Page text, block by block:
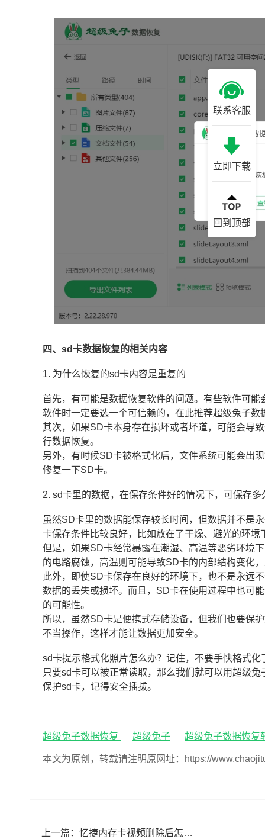
四、sd卡数据恢复的相关内容
1. 为什么恢复的sd卡内容是重复的
首先，有可能是数据恢复软件的问题。有些软件可
软件时一定要选一个可信赖的，在此推荐超级兔子数
其次，如果SD卡本身存在损坏或者坏道，可能会导
行数据恢复。
另外，有时候SD卡被格式化后，文件系统可能会出
修复一下SD卡。
2. sd卡里的数据，在保存条件好的情况下，可保存多
虽然SD卡里的数据能保存较长时间，但数据并不是
卡保存条件比较良好，比如放在了干燥、避光的环
但是，如果SD卡经常暴露在潮湿、高温等恶劣环境
的电路腐蚀，高温则可能导致SD卡的内部结构变化
此外，即使SD卡保存在良好的环境下，也不是永远
数据的丢失或损坏。而且，SD卡在使用过程中也可
的可能性。
所以，虽然SD卡是便携式存储设备，但我们也要保
不当操作，这样才能让数据更加安全。
sd卡提示格式化照片怎么办？记住，不要手快格式
只要sd卡可以被正常读取，那么我们就可以用超级
保护sd卡，记得安全插拔。
超级兔子数据恢复 超级兔子 超级兔子数据恢复
本文为原创，转载请注明原网址：https://
上一篇： 忆捷内存卡视频删除后怎么恢复(删除了忆捷内存卡视频如何恢复)
联系客服
立即下载
回到顶部